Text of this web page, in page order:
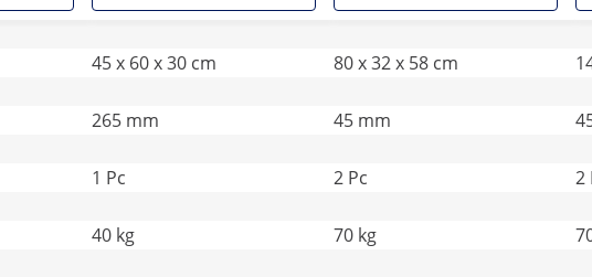
45 x 60 x 30 cm 80 x 32 x 58 cm
265 mm 45 mm
1 Pc 2 Pc 2
40 kg 70 kg